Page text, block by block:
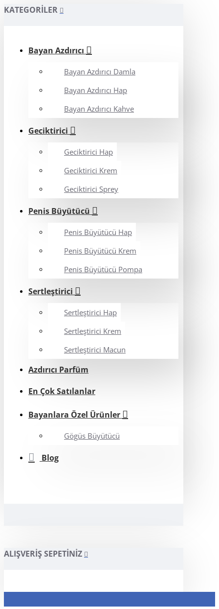
KATEGORILER
Bayan Azdırıcı
Bayan Azdırıcı Damla
Bayan Azdırıcı Hap
Bayan Azdırıcı Kahve
Geciktirici
Geciktirici Hap
Geciktirici Krem
Geciktirici Sprey
Penis Büyütücü
Penis Büyütücü Hap
Penis Büyütücü Krem
Penis Büyütücü Pompa
Sertleştirici
Sertleştirici Hap
Sertleştirici Krem
Sertleştirici Macun
Azdırıcı Parfüm
En Çok Satılanlar
Bayanlara Özel Ürünler
Gögüs Büyütücü
Blog
ALIŞVERIŞ SEPETINIZ